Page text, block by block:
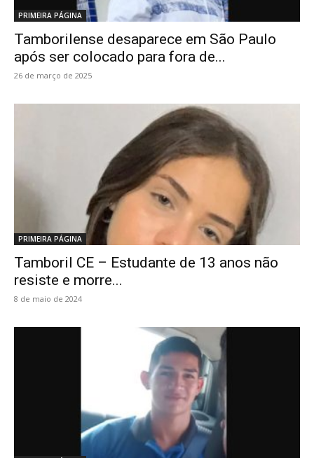
PRIMEIRA PÁGINA
Tamborilense desaparece em São Paulo
após ser colocado para fora de...
26 de março de 2025
PRIMEIRA PÁGINA
Tamboril CE – Estudante de 13 anos não
resiste e morre...
8 de maio de 2024